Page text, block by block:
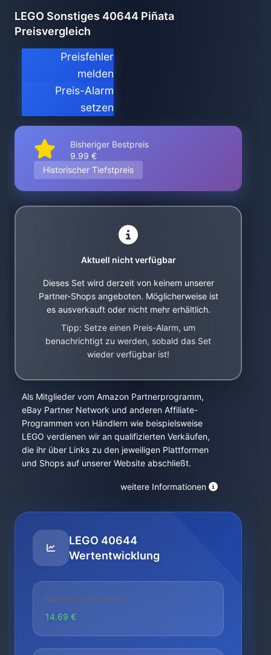
LEGO Sonstiges 40644 Piñata
Preisvergleich
Preisfehler
melden
Preis-Alarm
setzen
Bisheriger Bestpreis
9.99 €
Historischer Tiefstpreis
Aktuell nicht verfügbar
Dieses Set wird derzeit von keinem unserer
Partner-Shops angeboten. Möglicherweise ist
es ausverkauft oder nicht mehr erhältlich.
Tipp: Setze einen Preis-Alarm, um
benachrichtigt zu werden, sobald das Set
wieder verfügbar ist!
Als Mitglieder vom Amazon Partnerprogramm,
eBay Partner Network und anderen Affiliate-
Programmen von Händlern wie beispielsweise
LEGO verdienen wir an qualifizierten Verkäufen,
die ihr über Links zu den jeweiligen Plattformen
und Shops auf unserer Website abschließt.
weitere Informationen
LEGO 40644
Wertentwicklung
NIEDRIGSTER PREIS
14.69 €